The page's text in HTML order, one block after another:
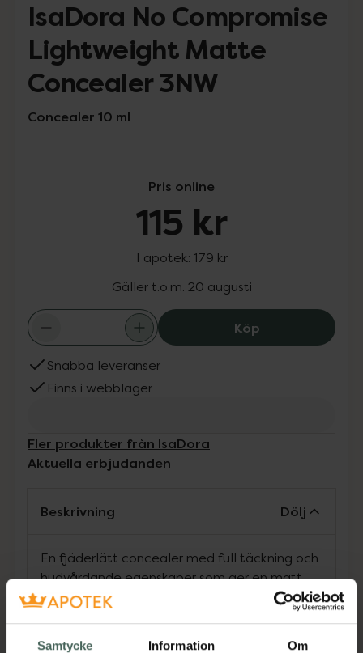
Samtycke Information Om
IsaDora No Compromise
Lightweight Matte
Concealer 3NW
Concealer 10 ml
Pris online
115 kr
I apotek: 179 kr
Gäller t.o.m. 20 augusti
KöpIsaDora No
Snabba leveranser
Finns i webblager
Fler produkter från IsaDora
Aktuella erbjudanden
Beskrivning Dölj
En fjäderlätt concealer med full täckning och
hudvårdande egenskaper som ger en matt
naturlig finish.
· Krämig formula som sitter länge och lätt går